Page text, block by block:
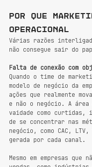
Por que
operacional
Várias razões
não consegue sair do
Falta de conexão com
Quando o time de
modelo de negócio da
ações que realmente
e não o negócio. A área
vaidade como curtidas,
de se concentrar nas
negócio, como CAC,
gerada por cada canal.
Mesmo em empresas